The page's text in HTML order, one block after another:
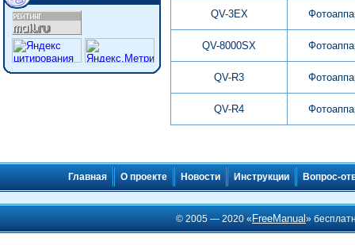
QV-3EX
QV-8000SX
QV-R3
QV-R4
Главная О проекте Новости Инструкции Вопрос-
© 2005 — 2020 « FreeManual»